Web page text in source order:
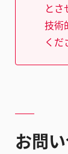
とさ
技術
くだ
お問